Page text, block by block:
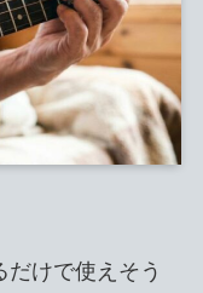
けで使えそう